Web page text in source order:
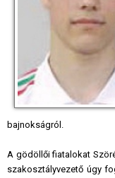
bajnokságról.
A gödöllői fiatalokat
szakosztályvezető úgy